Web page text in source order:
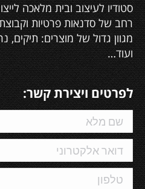
סטודיו לעיצוב ובית מלאכה
רחב של סדנאות פרטיות
מגוון גדול של מוצרים: תיקים,
ועוד…
לפרטים ויצירת קשר: